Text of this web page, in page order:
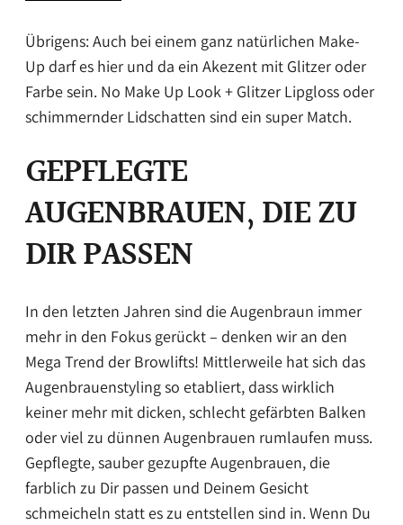
Übrigens: Auch bei einem ganz natürlichen Make-
Up darf es hier und da ein Akezent mit Glitzer oder
Farbe sein. No Make Up Look + Glitzer Lipgloss oder
schimmernder Lidschatten sind ein super Match.
GEPFLEGTE
AUGENBRAUEN, DIE ZU
DIR PASSEN
In den letzten Jahren sind die Augenbraun immer
mehr in den Fokus gerückt – denken wir an den
Mega Trend der Browlifts! Mittlerweile hat sich das
Augenbrauenstyling so etabliert, dass wirklich
keiner mehr mit dicken, schlecht gefärbten Balken
oder viel zu dünnen Augenbrauen rumlaufen muss.
Gepflegte, sauber gezupfte Augenbrauen, die
farblich zu Dir passen und Deinem Gesicht
schmeicheln statt es zu entstellen sind in. Wenn Du